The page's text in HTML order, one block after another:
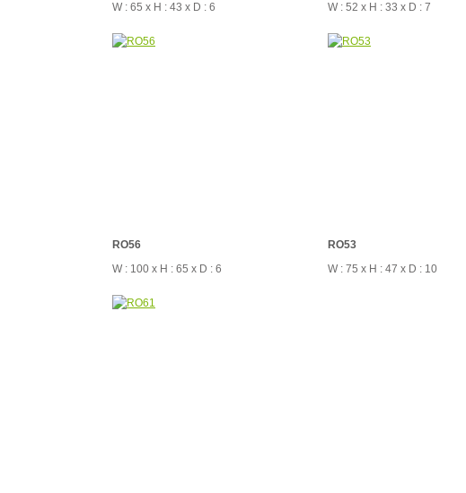
W : 65 x H : 43 x D : 6
W : 52 x H : 33 x D : 7
RO56
W : 100 x H : 65 x D : 6
RO53
W : 75 x H : 47 x D : 10